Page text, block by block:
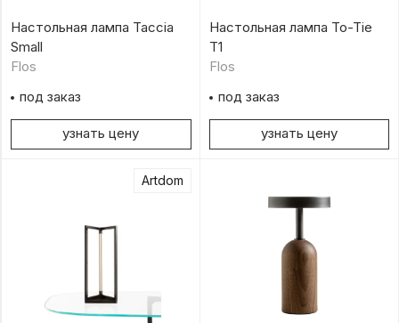
Настольная лампа Taccia
Small
Flos
под заказ
узнать цену
Настольная лампа To-Tie
T1
Flos
под заказ
узнать цену
Artdom